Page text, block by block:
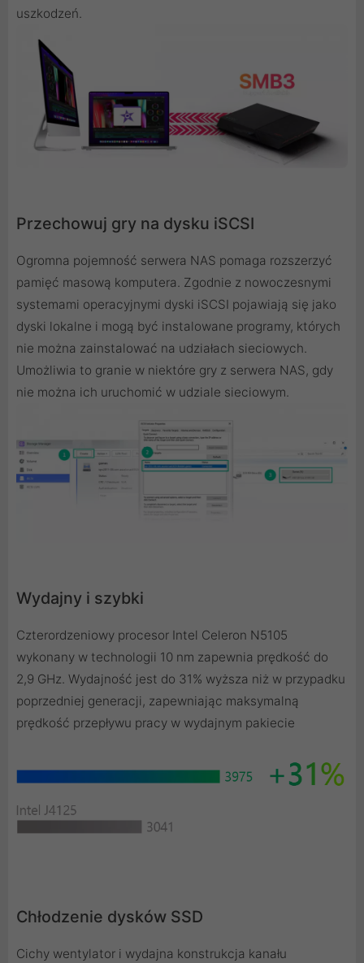
uszkodzeń.
Przechowuj gry na dysku iSCSI
Ogromna pojemność serwera NAS pomaga rozszerzyć
pamięć masową komputera. Zgodnie z nowoczesnymi
systemami operacyjnymi dyski iSCSI pojawiają się jako
dyski lokalne i mogą być instalowane programy, których
nie można zainstalować na udziałach sieciowych.
Umożliwia to granie w niektóre gry z serwera NAS, gdy
nie można ich uruchomić w udziale sieciowym.
Wydajny i szybki
Czterordzeniowy procesor Intel Celeron N5105
wykonany w technologii 10 nm zapewnia prędkość do
2,9 GHz. Wydajność jest do 31% wyższa niż w przypadku
poprzedniej generacji, zapewniając maksymalną
prędkość przepływu pracy w wydajnym pakiecie
Chłodzenie dysków SSD
Cichy wentylator i wydajna konstrukcja kanału